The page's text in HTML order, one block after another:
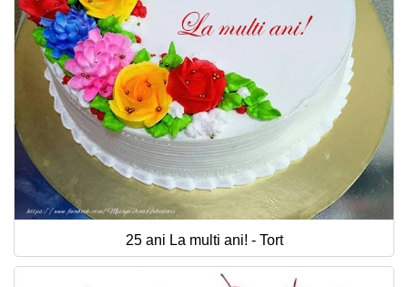
25 ani La multi ani! - Tort